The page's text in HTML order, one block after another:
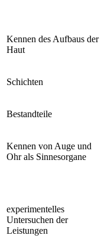
Kennen des Aufbaus der
Haut
Schichten
Bestandteile
Kennen von Auge und
Ohr als Sinnesorgane
experimentelles
Untersuchen der
Leistungen